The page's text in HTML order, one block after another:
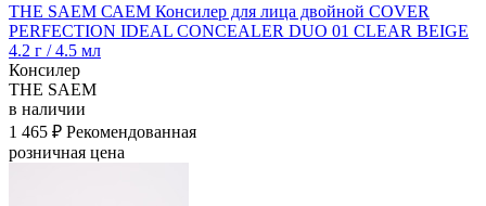
THE SAEM САЕМ Консилер для лица двойной COVER
PERFECTION IDEAL CONCEALER DUO 01 CLEAR BEIGE
4.2 г / 4.5 мл
Консилер
THE SAEM
в наличии
1 465 ₽ Рекомендованная
розничная цена